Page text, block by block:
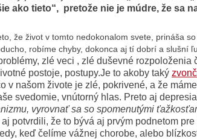
ako tieto“, pretože nie je múdre, že sa
že život v tomto nedokonalom svete, prináša
robíme chyby, dokonca aj tí dobrí a slušní
zlé veci , zlé duševné rozpoloženia
postoje, postupy.Je to akoby taký
v našom živote je zlé, pokrivené, a že
svedomie, vnútorný hlas. Preto aj
vyrovnať sa so spomenutými
aj potvrdili, že to bývá aj prvým podnetom
keď čelíme vážnej chorobe, alebo